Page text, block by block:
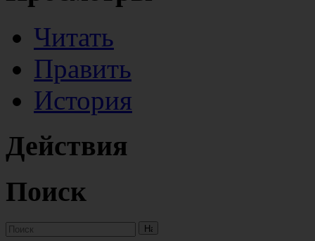
Читать
Править
История
Действия
Поиск